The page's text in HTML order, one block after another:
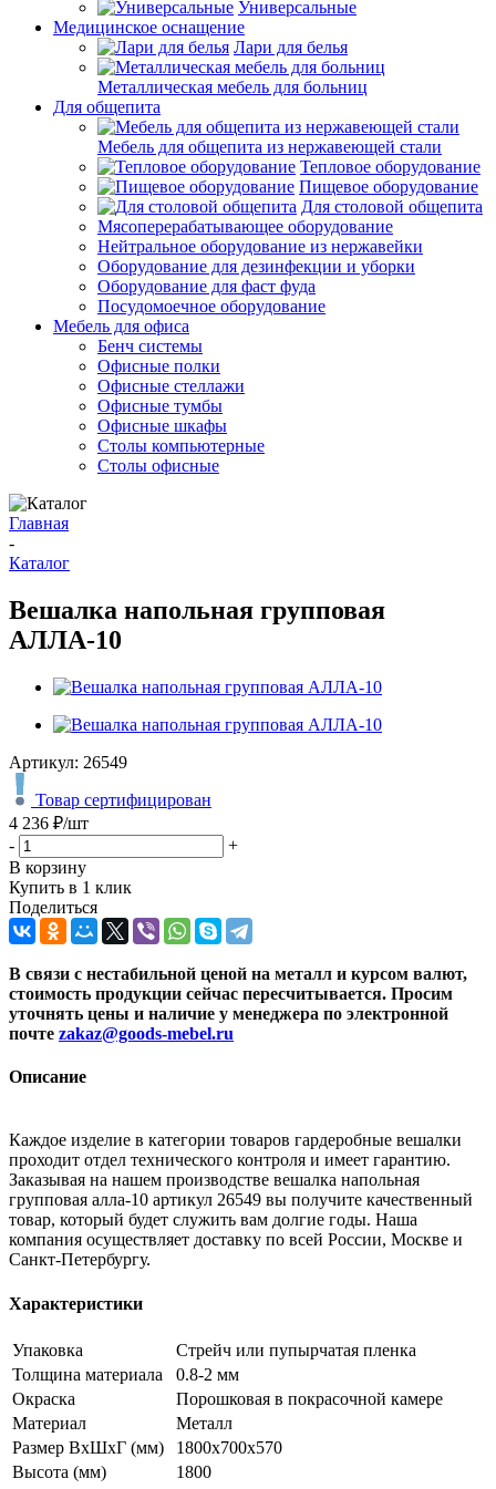
Универсальные
Медицинское оснащение
Лари для белья
Металлическая мебель для больниц
Для общепита
Мебель для общепита из нержавеющей стали
Тепловое оборудование
Пищевое оборудование
Для столовой общепита
Мясоперерабатывающее оборудование
Нейтральное оборудование из нержавейки
Оборудование для дезинфекции и уборки
Оборудование для фаст фуда
Посудомоечное оборудование
Мебель для офиса
Бенч системы
Офисные полки
Офисные стеллажи
Офисные тумбы
Офисные шкафы
Столы компьютерные
Столы офисные
Главная
-
Каталог
Вешалка напольная групповая
АЛЛА-10
Артикул: 26549
Товар сертифицирован
4 236 ₽/шт
-
+
В корзину
Купить в 1 клик
Поделиться
В связи с нестабильной ценой на металл и курсом валют,
стоимость продукции сейчас пересчитывается. Просим
уточнять цены и наличие у менеджера по электронной
почте zakaz@goods-mebel.ru
Описание
Каждое изделие в категории товаров гардеробные вешалки
проходит отдел технического контроля и имеет гарантию.
Заказывая на нашем производстве вешалка напольная
групповая алла-10 артикул 26549 вы получите качественный
товар, который будет служить вам долгие годы. Наша
компания осуществляет доставку по всей России, Москве и
Санкт-Петербургу.
Характеристики
Упаковка
Стрейч или пупырчатая пленка
Толщина материала
0.8-2 мм
Окраска
Порошковая в покрасочной камере
Материал
Металл
Размер ВхШхГ (мм)
1800х700х570
Высота (мм)
1800